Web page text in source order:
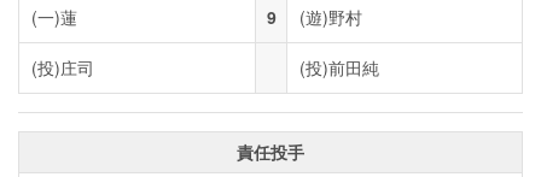
(一)蓮 9 (遊)野村
(投)庄司 (投)前田純
責任投手